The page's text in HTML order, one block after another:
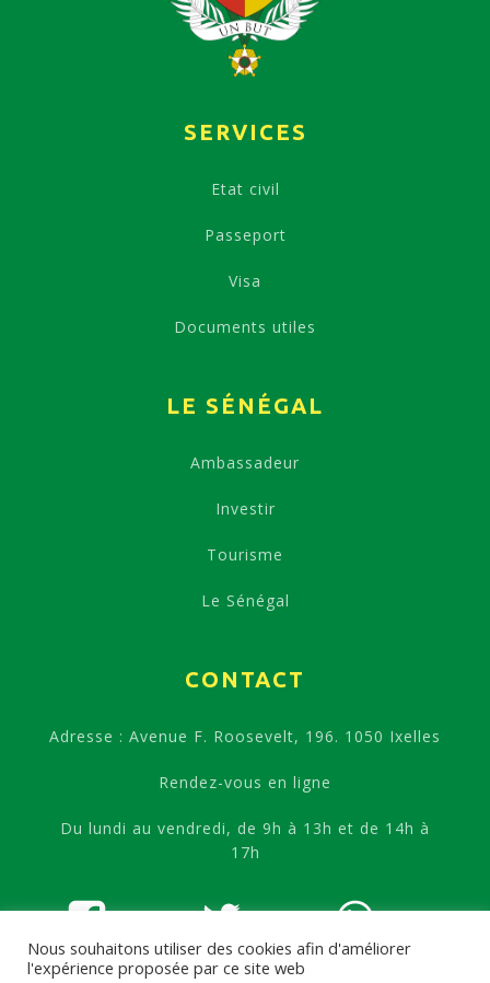
SERVICES
Etat civil
Passeport
Visa
Documents utiles
LE SÉNÉGAL
Ambassadeur
Investir
Tourisme
Le Sénégal
CONTACT
Adresse : Avenue F. Roosevelt, 196. 1050 Ixelles
Rendez-vous en ligne
Du lundi au vendredi, de 9h à 13h et de 14h à
17h
Nous souhaitons utiliser des cookies afin d'améliorer
l'expérience proposée par ce site web